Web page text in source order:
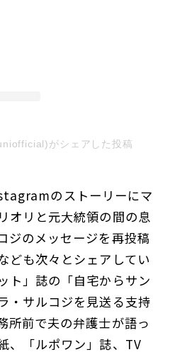
がシェアした投稿
のストーリーにマ
オリと元大統領の間の息
ジのメッセージを再投稿
ども次々とシェアしてい
ト」誌の「自宅からサン
・サルコジを見送る支持
所前で夫の弁護士が語っ
、「ルポワン」誌、TV